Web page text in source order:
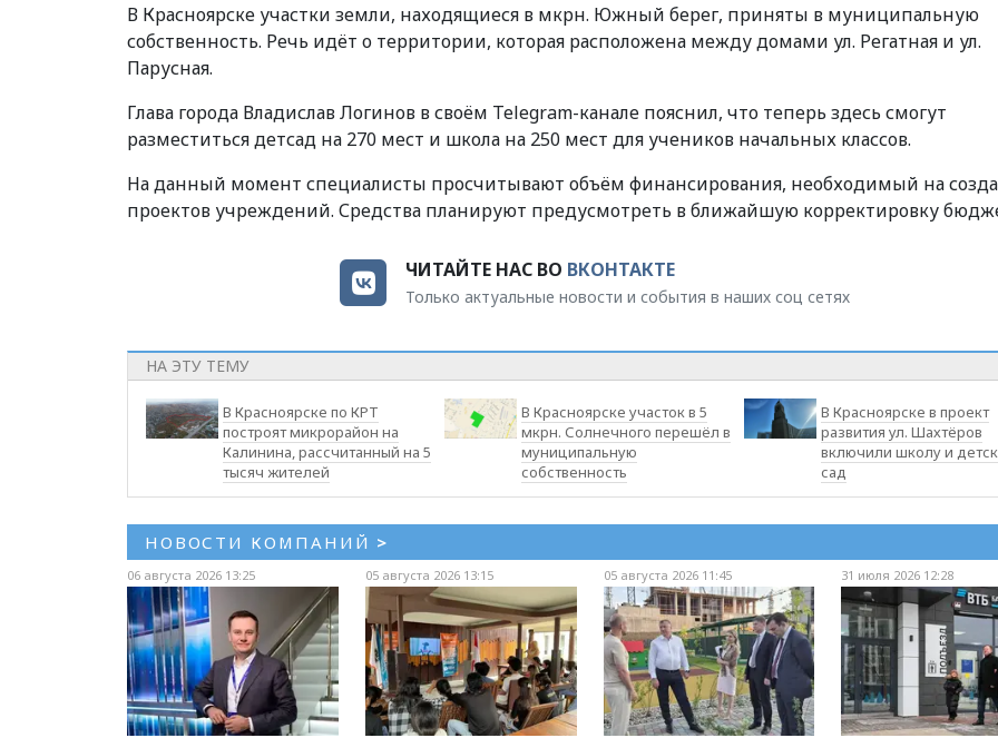
В Красноярске участки земли, находящиеся в мкрн. Южный берег, приняты в муниципальную
собственность. Речь идёт о территории, которая расположена между домами ул. Регатная и ул.
Парусная.
Глава города Владислав Логинов в своём Telegram-канале пояснил, что теперь здесь смогут
разместиться детсад на 270 мест и школа на 250 мест для учеников начальных классов.
На данный момент специалисты просчитывают объём финансирования, необходимый на
проектов учреждений. Средства планируют предусмотреть в ближайшую корректировку
ЧИТАЙТЕ НАС ВО ВКОНТАКТЕ
Только актуальные новости и события в наших соц сетях
НА ЭТУ ТЕМУ
В Красноярске по КРТ
построят микрорайон на
Калинина, рассчитанный на 5
тысяч жителей
В Красноярске участок в 5
мкрн. Солнечного перешёл в
муниципальную
собственность
В Красноярске в проект
развития ул. Шахтёров
включили школу и
сад
НОВОСТИ КОМПАНИЙ >
06 августа 2026 13:25 05 августа 2026 13:15 05 августа 2026 11:45 31 июля 2026 12:28